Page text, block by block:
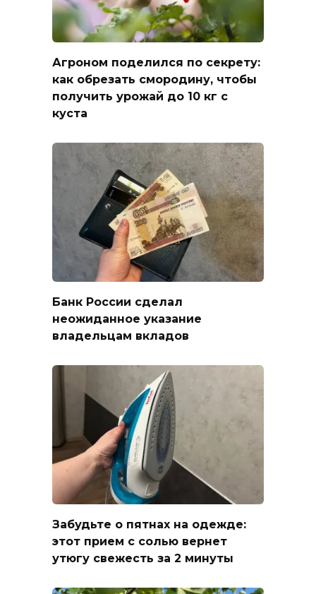
Агроном поделился по секрету:
как обрезать смородину, чтобы
получить урожай до 10 кг с
куста
Банк России сделал
неожиданное указание
владельцам вкладов
Забудьте о пятнах на одежде:
этот прием с солью вернет
утюгу свежесть за 2 минуты